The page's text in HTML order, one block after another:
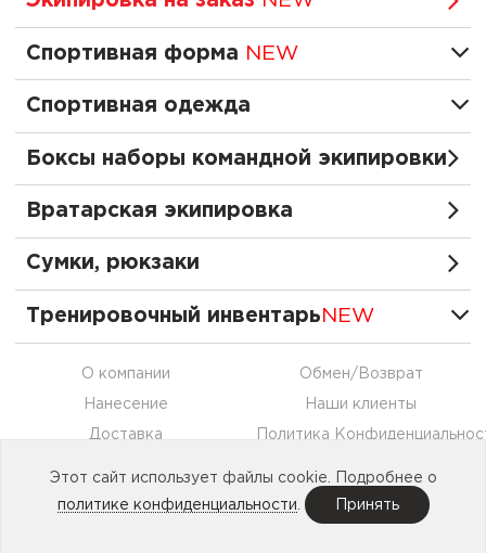
Спортивная форма NEW
Спортивная одежда
Боксы наборы командной экипировки
Вратарская экипировка
Сумки, рюкзаки
Тренировочный инвентарь NEW
О компании
Нанесение
Доставка
Сотрудничество
Обмен/Возврат
Наши клиенты
Политика
Этот сайт использует файлы cookie. Подробнее о
политике конфиденциальности Принять